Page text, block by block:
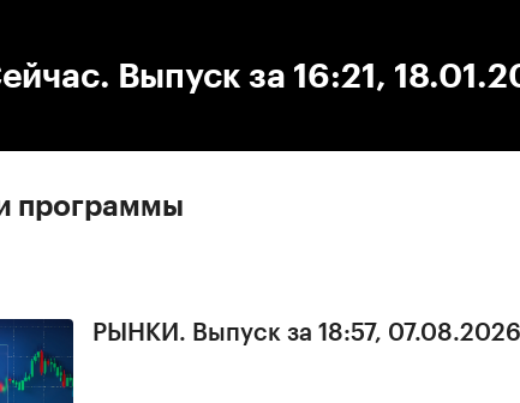
Выпуск за 16:21,
программы
РЫНКИ. Выпуск за 18:57, 07.08.2026